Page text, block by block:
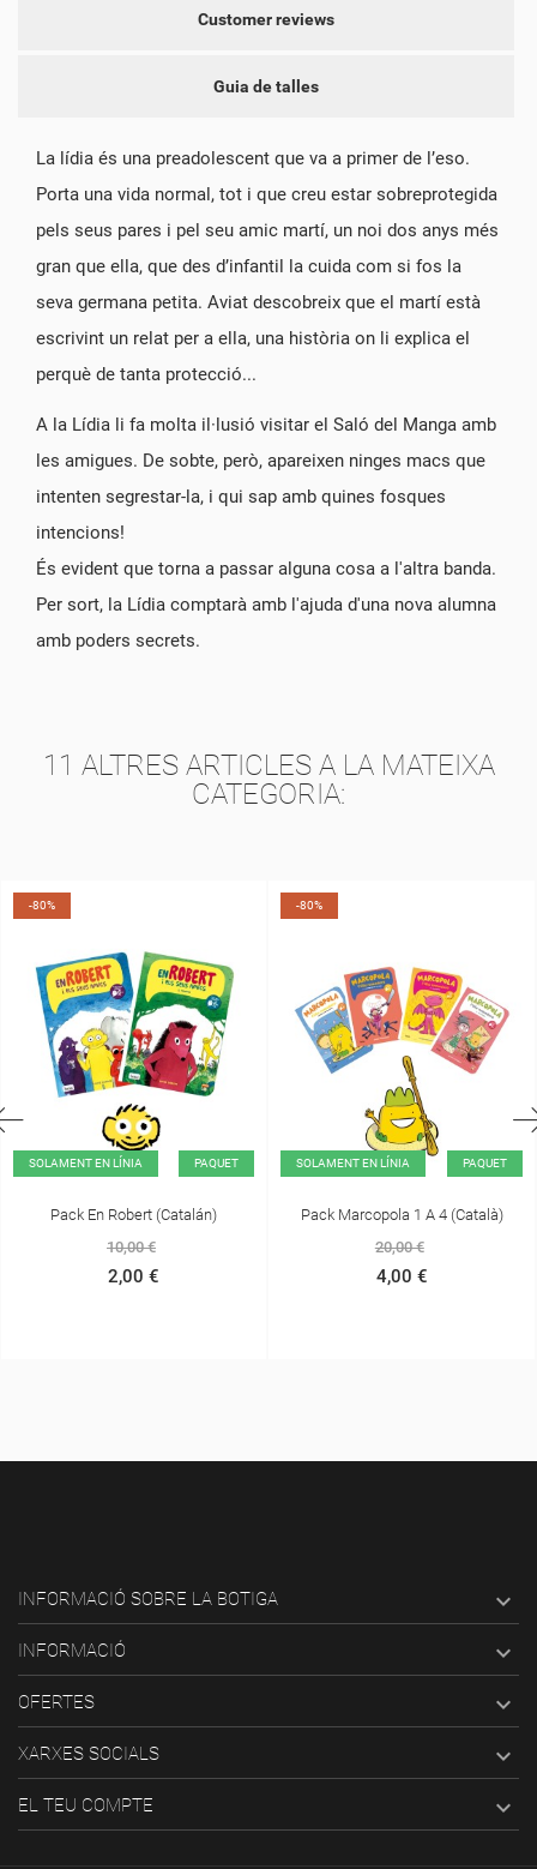
Customer reviews
Guia de talles
La lídia és una preadolescent que va a primer de l’eso.
Porta una vida normal, tot i que creu estar sobreprotegida
pels seus pares i pel seu amic martí, un noi dos anys més
gran que ella, que des d’infantil la cuida com si fos la
seva germana petita. Aviat descobreix que el martí està
escrivint un relat per a ella, una història on li explica el
perquè de tanta protecció...
A la Lídia li fa molta il·lusió visitar el Saló del Manga amb
les amigues. De sobte, però, apareixen ninges macs que
intenten segrestar-la, i qui sap amb quines fosques
intencions!
És evident que torna a passar alguna cosa a l'altra banda.
Per sort, la Lídia comptarà amb l'ajuda d'una nova alumna
amb poders secrets.
11 ALTRES ARTICLES A LA MATEIXA
CATEGORIA:
-80%
SOLAMENT EN LÍNIA PAQUET
Pack Marcopola 1 A 4 (català)
20,00 €
4,00 €
-80%
SOLAMENT EN LÍNIA PAQUET
Pack Matías Y Cafecito
13,00 €
2,60 €
INFORMACIÓ SOBRE LA BOTIGA 
INFORMACIÓ 
OFERTES 
XARXES SOCIALS 
EL TEU COMPTE 